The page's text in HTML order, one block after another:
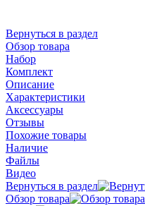
Вернуться в раздел
Обзор товара
Набор
Комплект
Описание
Характеристики
Аксессуары
Отзывы
Похожие товары
Наличие
Файлы
Видео
Вернуться в раздел
Обзор товара